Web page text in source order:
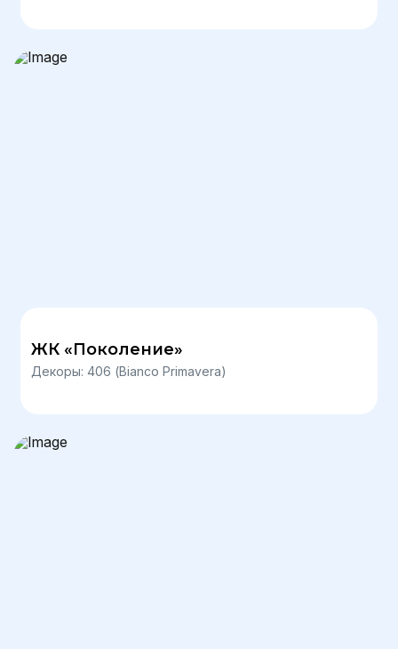
ЖК «Поколение»
Декоры: 406 (Bianco Primavera)